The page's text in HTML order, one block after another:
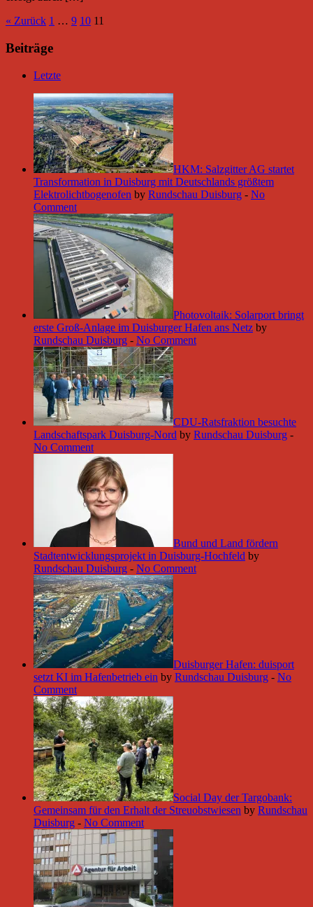
« Zurück 1 … 9 10 11
Beiträge
Letzte
HKM: Salzgitter AG startet
Transformation in Duisburg mit Deutschlands größtem
Elektrolichtbogenofen by Rundschau Duisburg - No
Comment
Photovoltaik: Solarport bringt
erste Groß-Anlage im Duisburger Hafen ans Netz by
Rundschau Duisburg - No Comment
CDU-Ratsfraktion besuchte
Landschaftspark Duisburg-Nord by Rundschau Duisburg -
No Comment
Bund und Land fördern
Stadtentwicklungsprojekt in Duisburg-Hochfeld by
Rundschau Duisburg - No Comment
Duisburger Hafen: duisport
setzt KI im Hafenbetrieb ein by Rundschau Duisburg - No
Comment
Social Day der Targobank:
Gemeinsam für den Erhalt der Streuobstwiesen by Rundschau
Duisburg - No Comment